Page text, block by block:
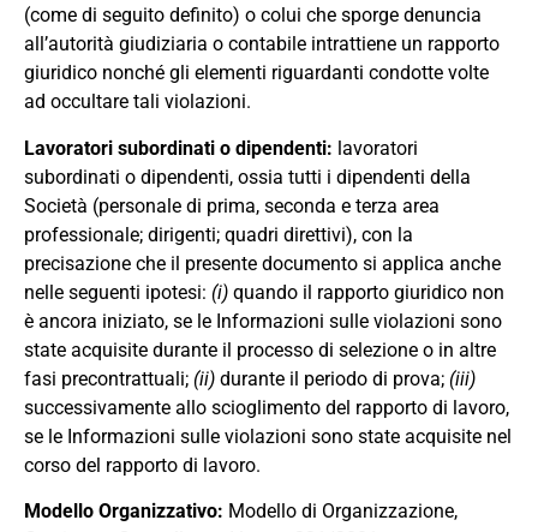
(come di seguito definito) o colui che sporge denuncia
all’autorità giudiziaria o contabile intrattiene un rapporto
giuridico nonché gli elementi riguardanti condotte volte
ad occultare tali violazioni.
Lavoratori subordinati o dipendenti: lavoratori
subordinati o dipendenti, ossia tutti i dipendenti della
Società (personale di prima, seconda e terza area
professionale; dirigenti; quadri direttivi), con la
precisazione che il presente documento si applica anche
nelle seguenti ipotesi: (i) quando il rapporto giuridico non
è ancora iniziato, se le Informazioni sulle violazioni sono
state acquisite durante il processo di selezione o in altre
fasi precontrattuali; (ii) durante il periodo di prova; (iii)
successivamente allo scioglimento del rapporto di lavoro,
se le Informazioni sulle violazioni sono state acquisite nel
corso del rapporto di lavoro.
Modello Organizzativo: Modello di Organizzazione,